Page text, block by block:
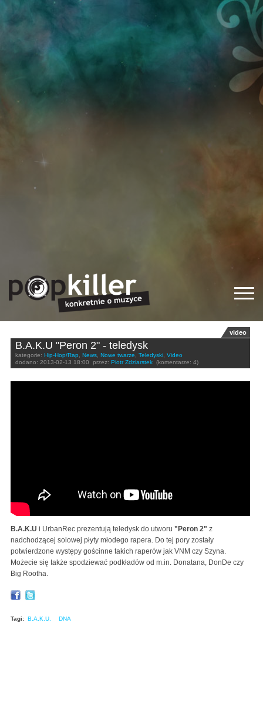
video
B.A.K.U "Peron 2" - teledysk
kategorie: Hip-Hop/Rap, News, Nowe twarze, Teledyski, Video
dodano: 2013-02-13 18:00 przez: Piotr Zdziarstek (komentarze: 4)
B.A.K.U i UrbanRec prezentują teledysk do utworu "Peron 2" z
nadchodzącej solowej płyty młodego rapera. Do tej pory zostały
potwierdzone występy gościnne takich raperów jak VNM czy Szyna.
Możecie się także spodziewać podkładów od m.in. Donatana, DonDe czy
Big Rootha.
Tagi: B.A.K.U. DNA